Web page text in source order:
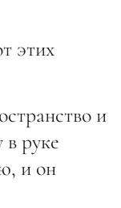
этих
и
руке
и он